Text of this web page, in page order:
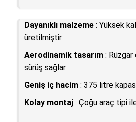
Dayanıklı malzeme : Yüksek
üretilmiştir
Aerodinamik tasarım : Rüzgar
sürüş sağlar
Geniş iç hacim : 375 litre
Kolay montaj : Çoğu araç tipi